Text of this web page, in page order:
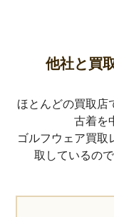
他社と買
ほとんどの買取店
古着を
ゴルフウェア買取
取しているの